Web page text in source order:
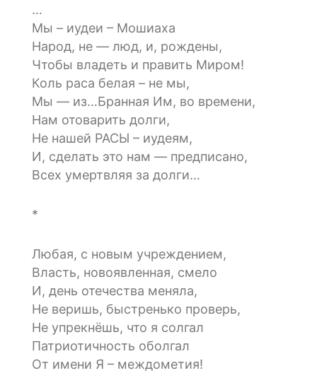
…
Мы – иудеи – Мошиаха
Народ, не — люд, и, рождены,
Чтобы владеть и править Миром!
Коль раса белая – не мы,
Мы — из…Бранная Им, во времени,
Нам отоварить долги,
Не нашей РАСЫ – иудеям,
И, сделать это нам — предписано,
Всех умертвляя за долги…
*
Любая, с новым учреждением,
Власть, новоявленная, смело
И, день отечества меняла,
Не веришь, быстренько проверь,
Не упрекнёшь, что я солгал
Патриотичность оболгал
От имени Я – междометия!